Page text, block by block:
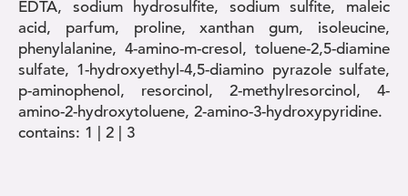
EDTA, sodium hydrosulfite, sodium sulfite, maleic
acid, parfum, proline, xanthan gum, isoleucine,
phenylalanine, 4-amino-m-cresol, toluene-2,5-diamine
sulfate, 1-hydroxyethyl-4,5-diamino pyrazole sulfate,
p-aminophenol, resorcinol, 2-methylresorcinol, 4-
amino-2-hydroxytoluene, 2-amino-3-hydroxypyridine.
contains: 1 | 2 | 3